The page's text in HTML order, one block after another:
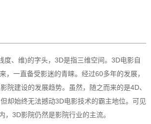
度、维)的字头，3D是指三维空间。3D电影自
，一直备受影迷的青睐。经过60多年的发展，
院建设的发展趋势。虽然，随之而来的是4D、
却始终无法撼动3D电影技术的霸主地位。可见
，3D影院仍然是影院行业的主流。